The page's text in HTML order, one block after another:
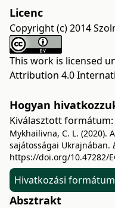
Licenc
Copyright (c) 2014
This work is licensed
Attribution 4.0
Hogyan
Kiválasztott formátum:
Mykhailivna, C. L. (2020).
sajátosságai Ukrajnában.
https://doi.org/10.47282/
Hivatkozási
Absztrakt